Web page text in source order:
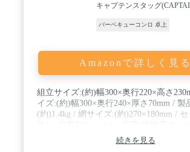
キャプテンスタッグ
バーベキューコンロ 卓上
Amazonで詳しく見る
組立サイズ:(約)幅300×奥行220×高さ
イズ:(約)幅300×奥行240×厚さ70mm / 製
(約)1.4kg / 網サイズ:(約)270×180mm /
網1 / 材質:本体/鉄(焼付塗装)、目皿・ハ
ンレス鋼、脚/アルミニウム合金、バー
続きを見る